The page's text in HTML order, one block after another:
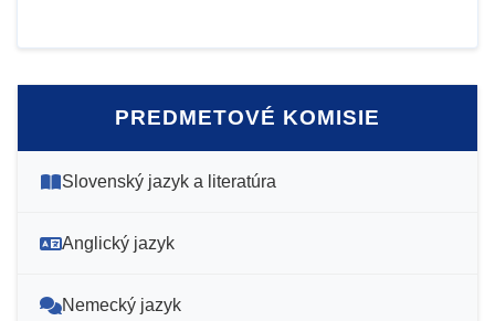
PREDMETOVÉ KOMISIE
Slovenský jazyk a literatúra
Anglický jazyk
Nemecký jazyk